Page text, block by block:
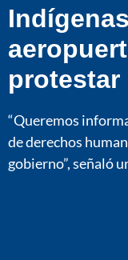
protestar
“Queremos
de derechos
gobierno”, señaló